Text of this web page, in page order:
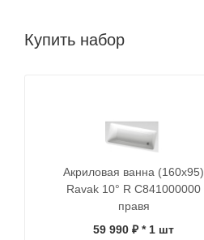
Купить набор
Акриловая ванна (160х95)
Ravak 10° R C841000000
правя
59 990 ₽ * 1 шт